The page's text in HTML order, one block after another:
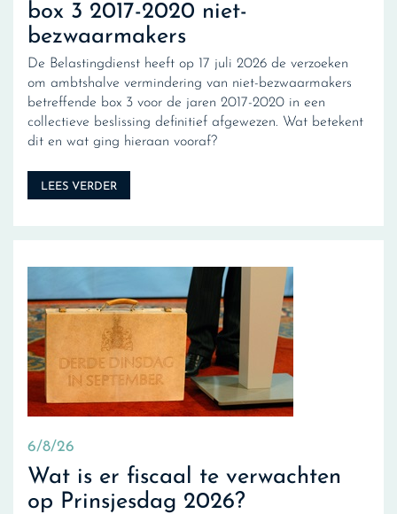
box 3 2017-2020 niet-
bezwaarmakers
De Belastingdienst heeft op 17 juli 2026 de verzoeken
om ambtshalve vermindering van niet-bezwaarmakers
betreffende box 3 voor de jaren 2017-2020 in een
collectieve beslissing definitief afgewezen. Wat betekent
dit en wat ging hieraan vooraf?
LEES VERDER
6/8/26
Wat is er fiscaal te verwachten
op Prinsjesdag 2026?